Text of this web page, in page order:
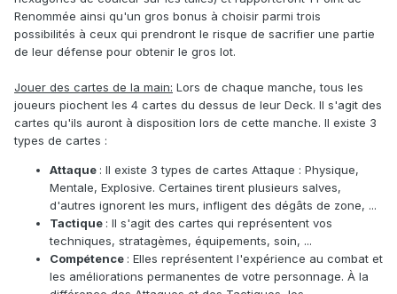
Renommée ainsi qu'un gros bonus à choisir parmi trois
possibilités à ceux qui prendront le risque de sacrifier une partie
de leur défense pour obtenir le gros lot.
Jouer des cartes de la main: Lors de chaque manche, tous les
joueurs piochent les 4 cartes du dessus de leur Deck. Il s'agit des
cartes qu'ils auront à disposition lors de cette manche. Il existe 3
types de cartes :
Attaque : Il existe 3 types de cartes Attaque : Physique,
Mentale, Explosive. Certaines tirent plusieurs salves,
d'autres ignorent les murs, infligent des dégâts de zone, ...
Tactique : Il s'agit des cartes qui représentent vos
techniques, stratagèmes, équipements, soin, ...
Compétence : Elles représentent l'expérience au combat et
les améliorations permanentes de votre personnage. À la